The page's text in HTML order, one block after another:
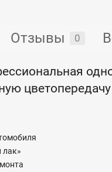
Отзывы 0
лак»